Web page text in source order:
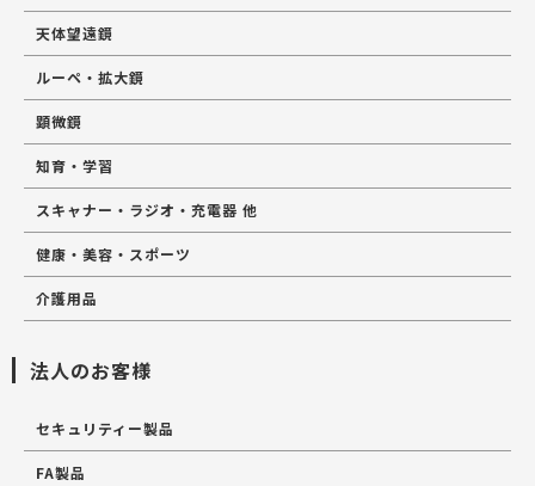
天体望遠鏡
ルーペ・拡大鏡
顕微鏡
知育・学習
スキャナー・ラジオ・充電器 他
健康・美容・スポーツ
介護用品
法人のお客様
セキュリティー製品
FA製品